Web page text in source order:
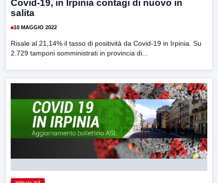
Covid-19, in Irpinia contagi di nuovo in
salita
10 MAGGIO 2022
Risale al 21,14% il tasso di positività da Covid-19 in Irpinia. Su
2.729 tamponi somministrati in provincia di...